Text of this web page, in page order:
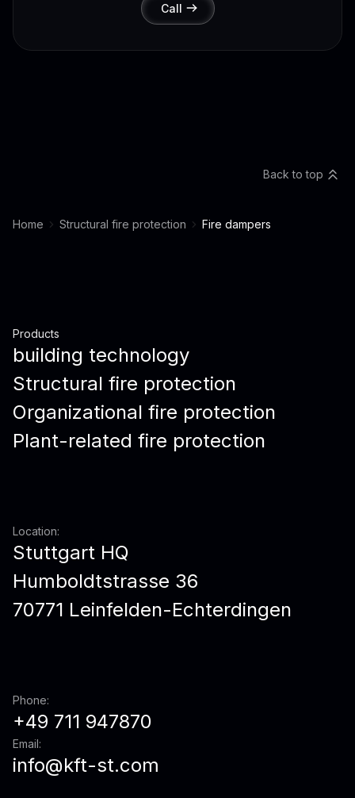
Call
Home Structural fire protection Fire dampers
Back to top
Products
building technology
Structural fire protection
Organizational fire protection
Plant-related fire protection
Location:
Stuttgart HQ
Humboldtstrasse 36
70771 Leinfelden-Echterdingen
Phone:
+49 711 947870
Email:
info@kft-st.com